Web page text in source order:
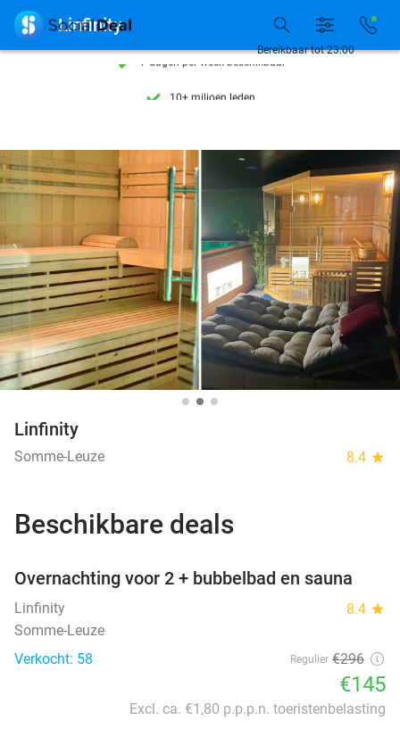
7 dagen per week beschikbaar
7 dagen per week beschikbaar
10+ miljoen leden
Bereikbaar tot 23:00
 Linfinity
Linfinity
Somme-Leuze 8.4 star
Beschikbare deals
Overnachting voor 2 + bubbelbad en sauna
Linfinity 8.4 star
Somme-Leuze
Verkocht: 58
Regulier €296
€145
Excl. ca. €1,80 p.p.p.n. toeristenbelasting